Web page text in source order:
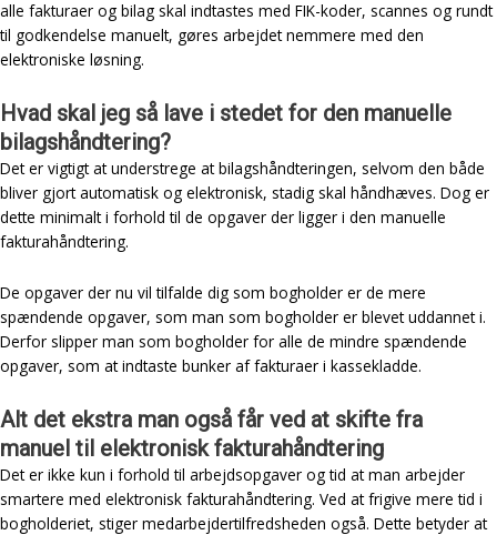
alle fakturaer og bilag skal indtastes med FIK-koder, scannes og rundt
til godkendelse manuelt, gøres arbejdet nemmere med den
elektroniske løsning.
Hvad skal jeg så lave i stedet for den manuelle
bilagshåndtering?
Det er vigtigt at understrege at bilagshåndteringen, selvom den både
bliver gjort automatisk og elektronisk, stadig skal håndhæves. Dog er
dette minimalt i forhold til de opgaver der ligger i den manuelle
fakturahåndtering.
De opgaver der nu vil tilfalde dig som bogholder er de mere
spændende opgaver, som man som bogholder er blevet uddannet i.
Derfor slipper man som bogholder for alle de mindre spændende
opgaver, som at indtaste bunker af fakturaer i kassekladde.
Alt det ekstra man også får ved at skifte fra
manuel til elektronisk fakturahåndtering
Det er ikke kun i forhold til arbejdsopgaver og tid at man arbejder
smartere med elektronisk fakturahåndtering. Ved at frigive mere tid i
bogholderiet, stiger medarbejdertilfredsheden også. Dette betyder at